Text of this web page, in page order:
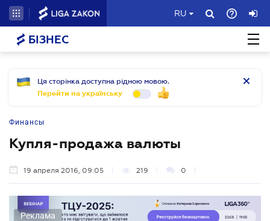
RU
БІЗНЕС
Ця сторінка доступна рідною мовою.
Перейти на українську
Финансы
Купля-продажа валюты
19 апреля 2016, 09:05 219 0
Реклама